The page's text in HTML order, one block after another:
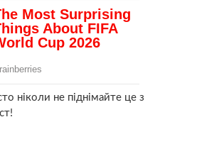
ніколи не піднімайте це з